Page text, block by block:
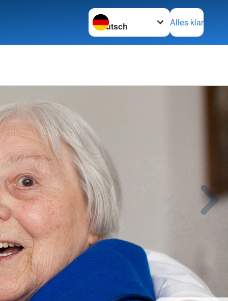
Sprache wechseln zu
Alles klar